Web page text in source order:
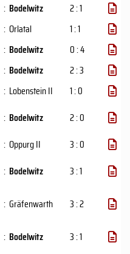
: Bodelwitz
2 : 1
: Orlatal
1 : 1
: Bodelwitz
0 : 4
: Bodelwitz
2 : 3
: Lobenstein II
1 : 0
: Bodelwitz
2 : 0
: Oppurg II
3 : 0
: Bodelwitz
3 : 1
: Gräfenwarth
3 : 2
: Bodelwitz
3 : 1